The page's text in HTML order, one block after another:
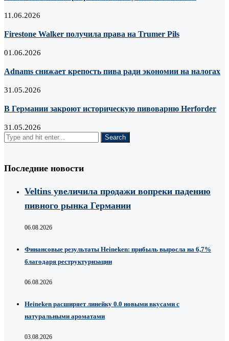
11.06.2026
Firestone Walker получила права на Trumer Pils
01.06.2026
Adnams снижает крепость пива ради экономии на налогах
31.05.2026
В Германии закроют историческую пивоварню Herforder
31.05.2026
Последние новости
Veltins увеличила продажи вопреки падению
пивного рынка Германии
06.08.2026
Финансовые результаты Heineken: прибыль выросла на 6,7%
благодаря реструктуризации
06.08.2026
Heineken расширяет линейку 0.0 новыми вкусами с
натуральными ароматами
03.08.2026